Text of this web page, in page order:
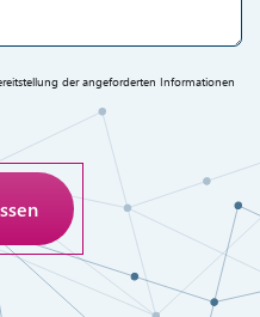
der angeforderten Informationen